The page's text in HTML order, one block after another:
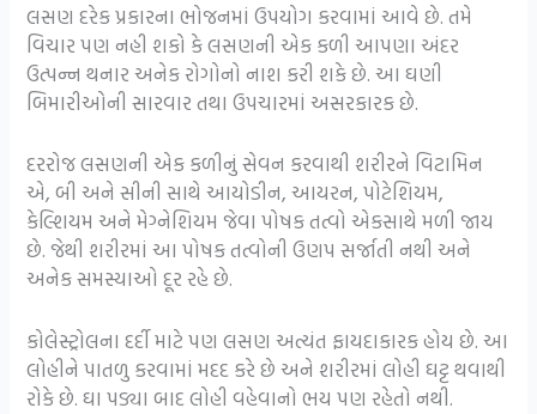
લસણ દરેક પ્રકારના ભોજનમાં ઉપયોગ કરવામાં આવે છે. તમે
વિચાર પણ નહી શકો કે લસણની એક કળી આપણા અંદર
ઉત્પન્ન થનાર અનેક રોગોનો નાશ કરી શકે છે. આ ઘણી
બિમારીઓની સારવાર તથા ઉપચારમાં અસરકારક છે.
દરરોજ લસણની એક કળીનું સેવન કરવાથી શરીરને વિટામિન
એ, બી અને સીની સાથે આયોડીન, આયરન, પોટેશિયમ,
કેલ્શિયમ અને મેગ્નેશિયમ જેવા પોષક તત્વો એકસાથે મળી જાય
છે. જેથી શરીરમાં આ પોષક તત્વોની ઉણપ સર્જાતી નથી અને
અનેક સમસ્યાઓ દૂર રહે છે.
કોલેસ્ટ્રોલના દર્દી માટે પણ લસણ અત્યંત ફાયદાકારક હોય છે. આ
લોહીને પાતળુ કરવામાં મદદ કરે છે અને શરીરમાં લોહી ઘટ્ટ થવાથી
રોકે છે. ઘા પડ્યા બાદ લોહી વહેવાનો ભય પણ રહેતો નથી.